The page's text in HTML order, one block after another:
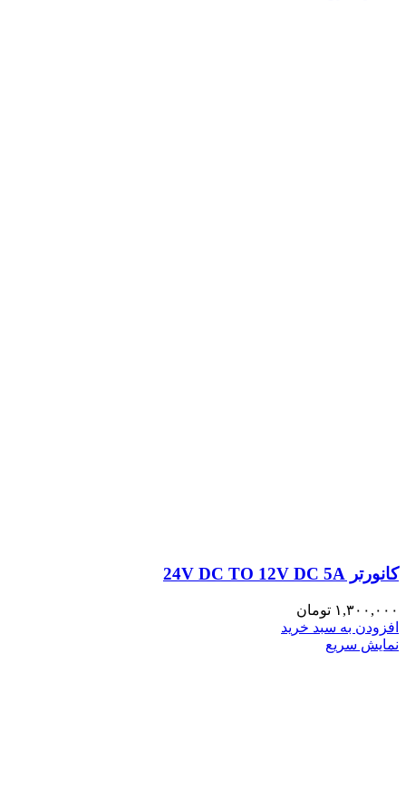
کانورتر 24V DC TO 12V DC 5A
۱,۳۰۰,۰۰۰ تومان
افزودن به سبد خرید
نمایش سریع